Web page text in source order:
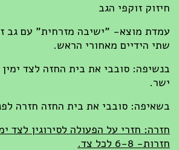
חיזוק זוקפי הגב
עמדת מוצא- "ישיבה מזרחית" עם גב
שתי הידיים מאחורי הראש.
בנשיפה: סובבי את בית החזה לצד
ישר.
בשאיפה: סובבי את בית החזה חזרה
חזרה: חזרי על הפעולה לסירוגין לצד
חזרות- 6-8 לכל צד.